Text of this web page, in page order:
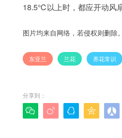
18.5℃以上时，都应开动风
图片均来自网络，若侵权则删除
东亚兰 兰花 养花常识
分享到：
    